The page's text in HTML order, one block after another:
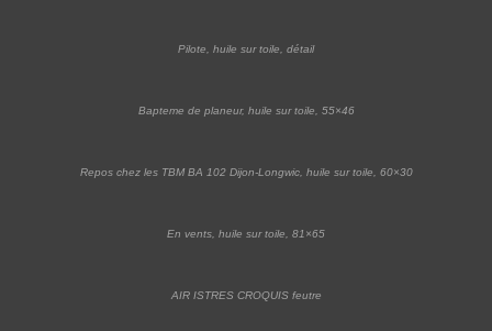
Pilote, huile sur toile, détail
Bapteme de planeur, huile sur toile, 55×46
Repos chez les TBM BA 102 Dijon-Longwic, huile sur toile, 60×30
En vents, huile sur toile, 81×65
AIR ISTRES CROQUIS feutre